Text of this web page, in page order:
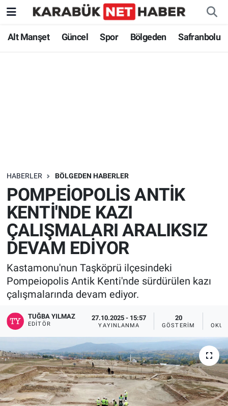
Alt Manşet Güncel Spor Bölgeden Safranbolu
HABERLER BÖLGEDEN HABERLER
POMPEİOPOLİS ANTİK
KENTİ'NDE KAZI
ÇALIŞMALARI ARALIKSIZ
DEVAM EDİYOR
Kastamonu'nun Taşköprü ilçesindeki
Pompeiopolis Antik Kenti'nde sürdürülen kazı
çalışmalarında devam ediyor.
TUĞBA YILMAZ
EDITÖR
27.10.2025 - 15:57
YAYINLANMA
20
GÖSTERIM